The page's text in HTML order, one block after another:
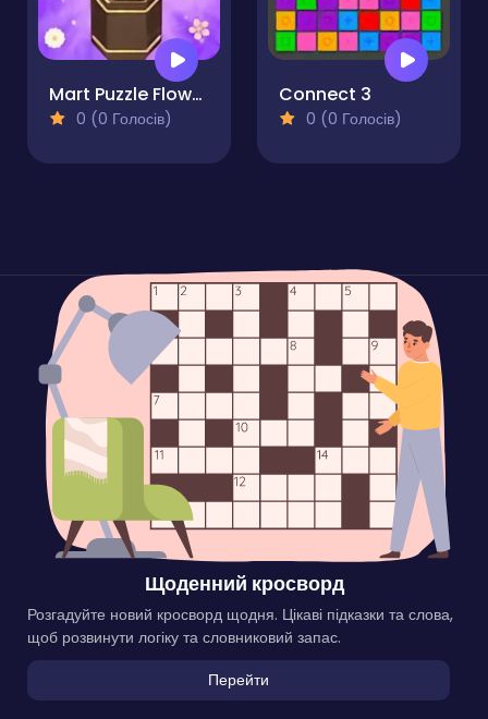
Mart Puzzle Flower Match
0 (0 Голосів)
Connect 3
0 (0 Голосів)
Щоденний кросворд
Розгадуйте новий кросворд щодня. Цікаві підказки та слова,
щоб розвинути логіку та словниковий запас.
Перейти